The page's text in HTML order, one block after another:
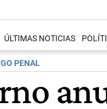
ÚLTIMAS NOTICIAS
PENAL